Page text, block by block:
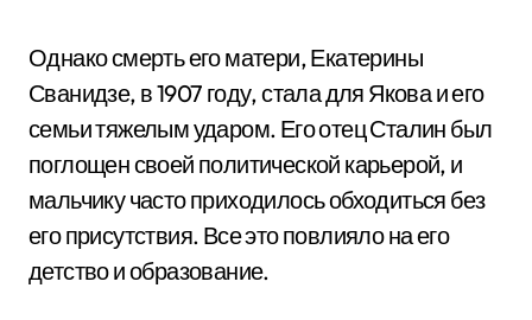
Однако смерть его матери, Екатерины
Сванидзе, в 1907 году, стала для Якова и его
семьи тяжелым ударом. Его отец Сталин был
поглощен своей политической карьерой, и
мальчику часто приходилось обходиться без
его присутствия. Все это повлияло на его
детство и образование.